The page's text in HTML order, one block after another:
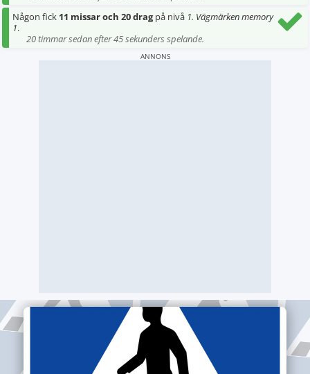
Någon fick 11 missar och 20 dragpå nivå 1. Vägmärken memory
1.
20 timmar sedan efter 45 sekunders spelande.
ANNONS